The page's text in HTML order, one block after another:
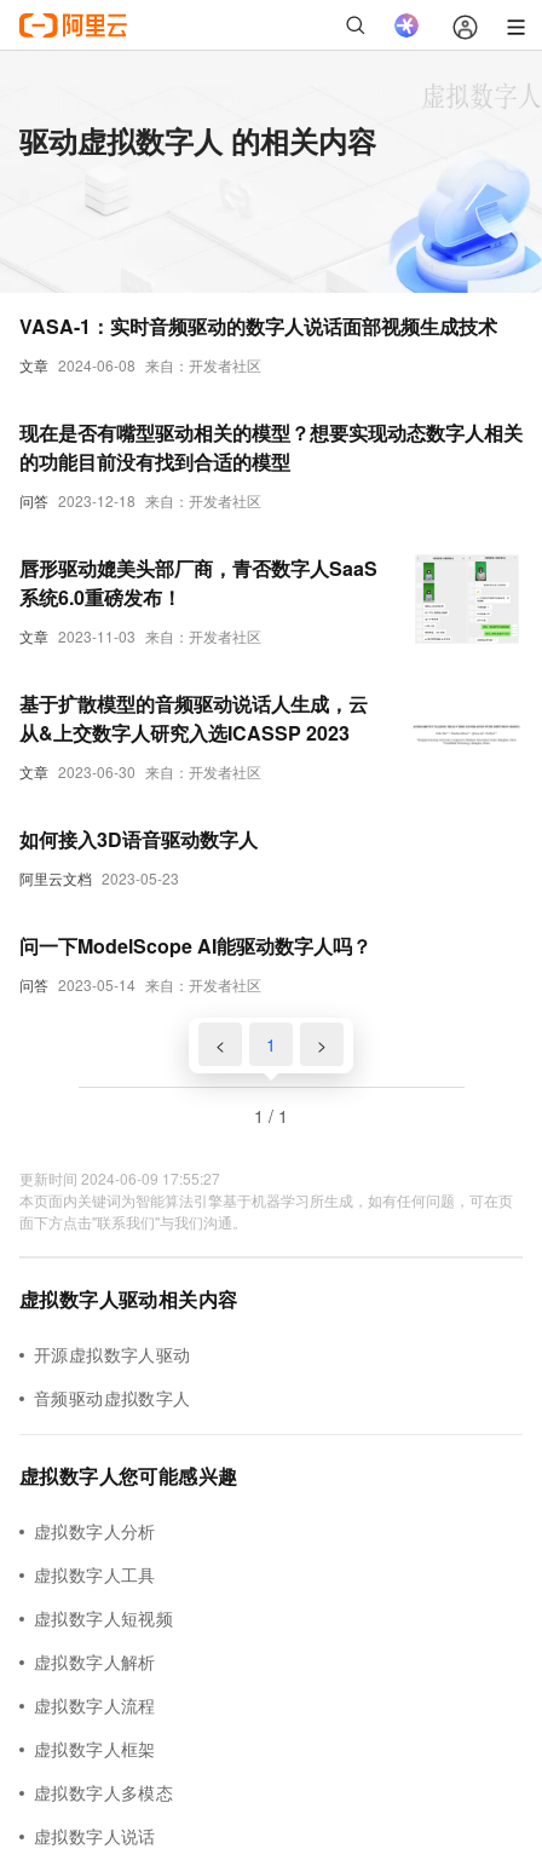
驱动虚拟数字人 的相关内容
文章 2024-06-08 来自：开发者社区
VASA-1：实时音频驱动的数字人说话面部视频生成技术
问答 2023-12-18 来自：开发者社区
现在是否有嘴型驱动相关的模型？想要实现动态数字人相关
的功能目前没有找到合适的模型
文章 2023-11-03 来自：开发者社区
唇形驱动媲美头部厂商，青否数字人SaaS
系统6.0重磅发布！
文章 2023-06-30 来自：开发者社区
基于扩散模型的音频驱动说话人生成，云
从&上交数字人研究入选ICASSP 2023
阿里云文档 2023-05-23
如何接入3D语音驱动数字人
问答 2023-05-14 来自：开发者社区
问一下ModelScope AI能驱动数字人吗？
< 1 >
1 / 1
更新时间 2024-06-09 17:55:27
本页面内关键词为智能算法引擎基于机器学习所生成，如有任何问题，可在页
面下方点击"联系我们"与我们沟通。
虚拟数字人驱动相关内容
开源虚拟数字人驱动
音频驱动虚拟数字人
虚拟数字人您可能感兴趣
虚拟数字人分析
虚拟数字人工具
虚拟数字人短视频
虚拟数字人解析
虚拟数字人流程
虚拟数字人框架
虚拟数字人多模态
虚拟数字人说话